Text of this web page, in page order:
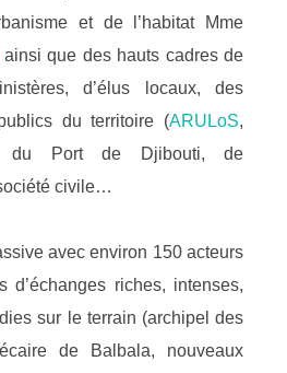
et de l’habitat Mme
ainsi que des hauts cadres de
d’élus locaux, des
du territoire (ARULoS,
du Port de Djibouti, de
civile…
avec environ 150 acteurs
d’échanges riches, intenses,
sur le terrain (archipel des
de Balbala, nouveaux